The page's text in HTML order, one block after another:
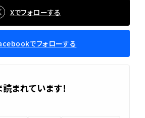
Xでフォローする
でフォローする
まれています！